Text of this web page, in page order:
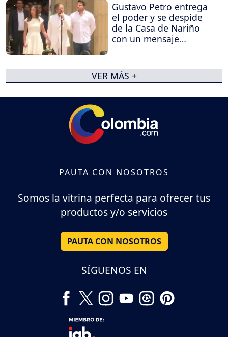
Gustavo Petro entrega
el poder y se despide
de la Casa de Nariño
con un mensaje
contundente
VER MÁS +
PAUTA CON NOSOTROS
Somos la vitrina perfecta para ofrecer tus
productos y/o servicios
PAUTA CON NOSOTROS
SÍGUENOS EN